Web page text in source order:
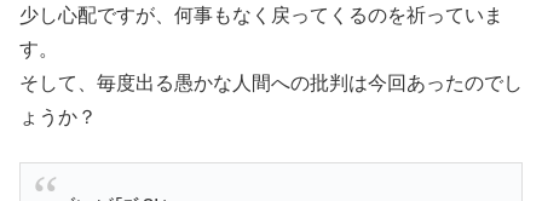
少し心配ですが、何事もなく戻ってくるのを祈っていま
す。
そして、毎度出る愚かな人間への批判は今回あったのでし
ょうか？